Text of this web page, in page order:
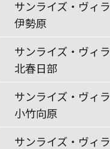
サンライズ・ヴィラ
伊勢原
サンライズ・ヴィラ
北春日部
サンライズ・ヴィラ
小竹向原
サンライズ・ヴィラ